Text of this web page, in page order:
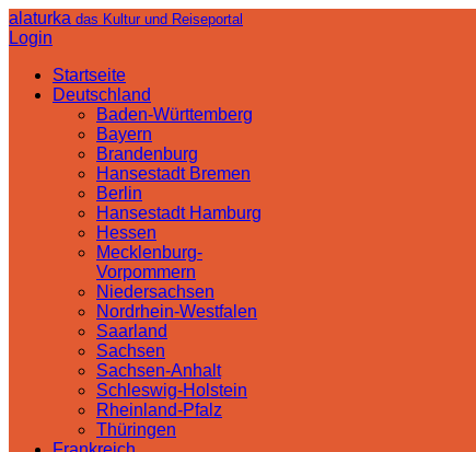
alaturka das Kultur und Reiseportal
Login
Startseite
Deutschland
Baden-Württemberg
Bayern
Brandenburg
Hansestadt Bremen
Berlin
Hansestadt Hamburg
Hessen
Mecklenburg-
Vorpommern
Niedersachsen
Nordrhein-Westfalen
Saarland
Sachsen
Sachsen-Anhalt
Schleswig-Holstein
Rheinland-Pfalz
Thüringen